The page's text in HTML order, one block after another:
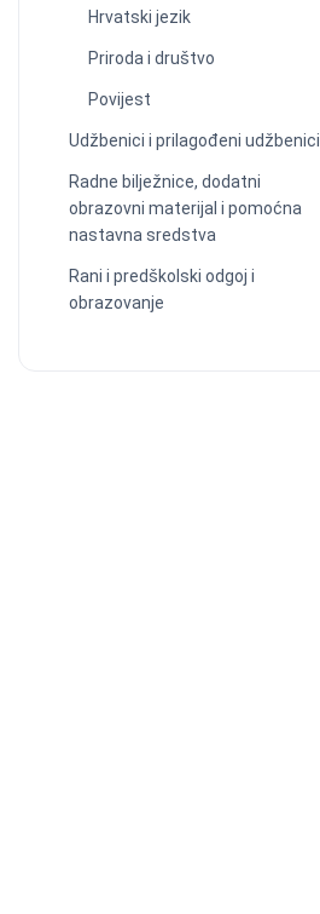
Hrvatski jezik
Priroda i društvo
Povijest
Udžbenici i prilagođeni udžbenici
Radne bilježnice, dodatni
obrazovni materijal i pomoćna
nastavna sredstva
Rani i predškolski odgoj i
obrazovanje